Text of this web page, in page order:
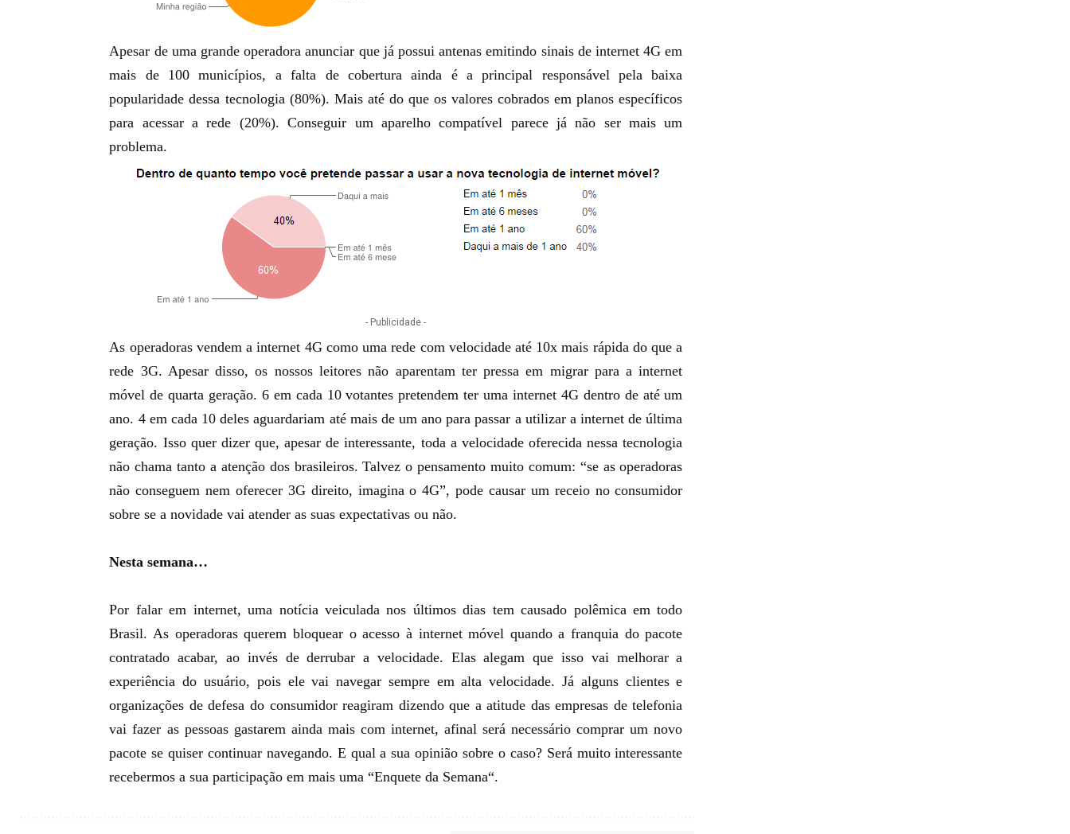
Apesar de uma grande operadoraanunciar que já possui antenas emitindo sinais de internet 4G em
mais de 100 municípios, a falta de cobertura ainda é a principal responsável pela baixa
popularidade dessa tecnologia (80%). Mais até do que os valores cobrados em planos específicos
para acessar a rede (20%). Conseguir um aparelho compatível parece já não ser mais um
problema.
- Publicidade -
As operadoras vendem a internet 4G como uma rede com velocidade até 10x mais rápida do que a
rede 3G. Apesar disso, os nossos leitores não aparentam ter pressa em migrar para a internet
móvel de quarta geração. 6 em cada 10 votantes pretendem ter uma internet 4G dentro de até um
ano. 4 em cada 10 deles aguardariam até mais de um ano para passar a utilizar a internet de última
geração. Isso quer dizer que, apesar de interessante, toda a velocidade oferecida nessa tecnologia
não chama tanto a atenção dos brasileiros. Talvez o pensamento muito comum: “se as operadoras
não conseguem nem oferecer 3G direito, imagina o 4G”, pode causar um receio no consumidor
sobre se a novidade vai atender as suas expectativas ou não.
Nesta semana…
Por falar em internet, uma notícia veiculada nos últimos dias tem causado polêmica em todo
Brasil. As operadoras querem bloquear o acesso à internet móvel quando a franquia do pacote
contratado acabar, ao invés de derrubar a velocidade. Elas alegam que isso vai melhorar a
experiência do usuário, pois ele vai navegar sempre em alta velocidade. Já alguns clientes e
organizações de defesa do consumidor reagiram dizendo que a atitude das empresas de telefonia
vai fazer as pessoas gastarem ainda mais com internet, afinal será necessário comprar um novo
pacote se quiser continuar navegando. E qual a sua opinião sobre o caso? Será muito interessante
recebermos a sua participação em mais uma “Enquete da Semana“.